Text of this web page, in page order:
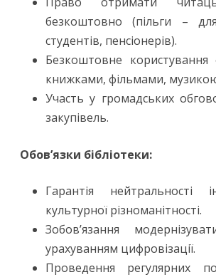
безкоштовно (пільги –
студентів, пенсіонерів).
Безкоштовне користування
книжками, фільмами,
Участь у громадських
закупівель.
Обов’язки бібліотеки:
Гарантія нейтральності
культурної різноманітності.
Зобов’язання
урахуванням цифровізації.
Проведення регулярних